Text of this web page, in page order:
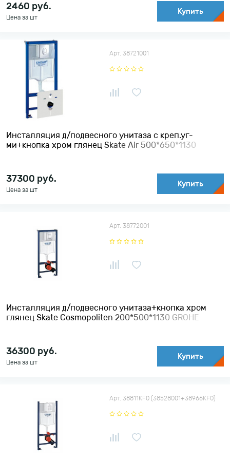
2460 руб.
Цена за шт
Купить
Инсталляция д/подвесного унитаза c креп.уг-
ми+кнопка хром глянец Skate Air 500*650*1130
Арт. 38721001
37300 руб.
Цена за шт
Купить
Инсталляция д/подвесного унитаза+кнопка хром
глянец Skate Cosmopoliten 200*500*1130 GROHE
Арт. 38772001
36300 руб.
Цена за шт
Купить
Арт. 38811KF0 (38528001+38966KF0)